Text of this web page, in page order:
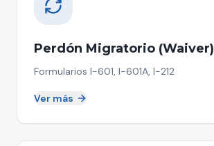
Perdón Migratorio (Waiver)
Formularios I-601, I-601A, I-212
Ver más